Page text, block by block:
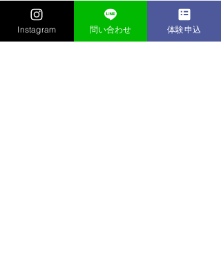
Instagram 問い合わせ 体験申込